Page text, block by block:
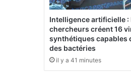
e
l
w
a
r
é
Intelligence artificielle :
chercheurs créent 16
synthétiques capables
des bactéries
il y a 41 minutes